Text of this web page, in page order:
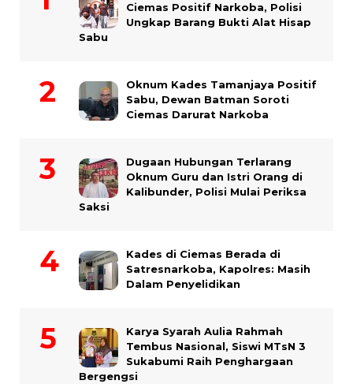
Ciemas Positif Narkoba, Polisi
Ungkap Barang Bukti Alat Hisap
Sabu
Oknum Kades Tamanjaya Positif
Sabu, Dewan Batman Soroti
Ciemas Darurat Narkoba
Dugaan Hubungan Terlarang
Oknum Guru dan Istri Orang di
Kalibunder, Polisi Mulai Periksa
Saksi
Kades di Ciemas Berada di
Satresnarkoba, Kapolres: Masih
Dalam Penyelidikan
Karya Syarah Aulia Rahmah
Tembus Nasional, Siswi MTsN 3
Sukabumi Raih Penghargaan
Bergengsi